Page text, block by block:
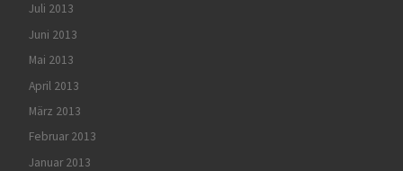
Juli 2013
Juni 2013
Mai 2013
April 2013
März 2013
Februar 2013
Januar 2013